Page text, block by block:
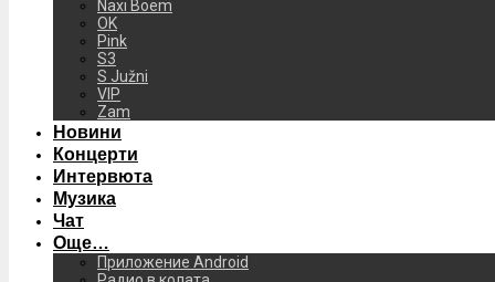
Naxi Boem
OK
Pink
S3
S Južni
VIP
Zam
Новини
Концерти
Интервюта
Музика
Чат
Още…
Приложение Android